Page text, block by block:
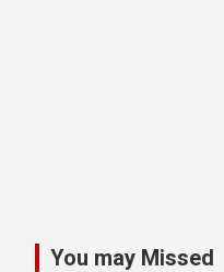
You may Missed